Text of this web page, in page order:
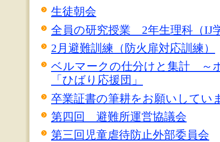
生徒朝会
全員の研究授業 2年生理科（IJ
2月避難訓練（防火扉対応訓練）
ベルマークの仕分けと集計 ～
「ひばり応援団」
卒業証書の筆耕をお願いしてい
第四回 避難所運営協議会
第三回児童虐待防止外部委員会